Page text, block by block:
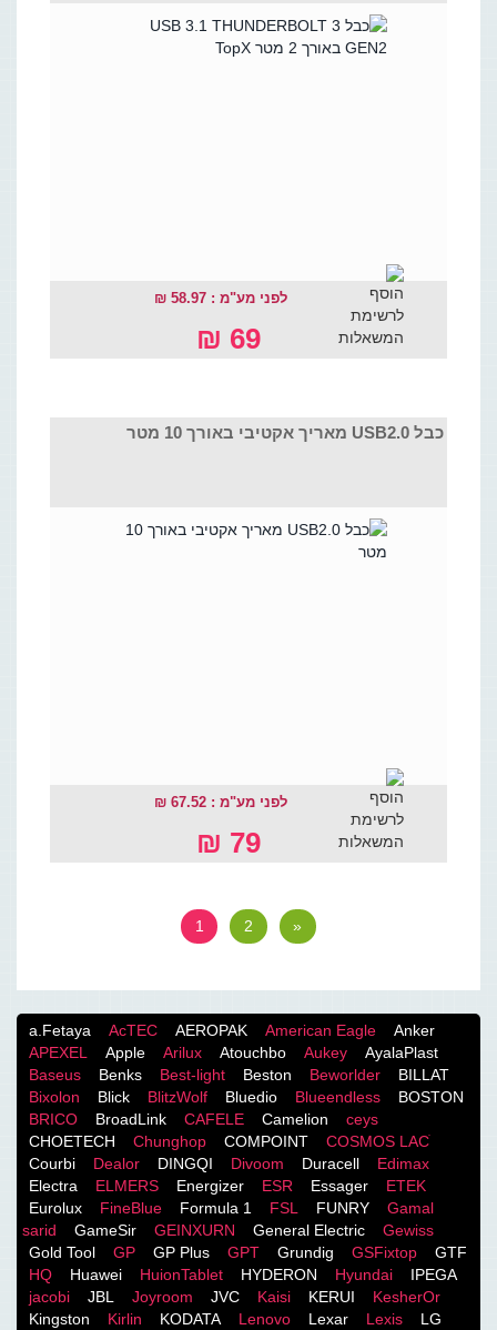
לפני מע"מ : 58.97 ₪
69 ₪
כבל USB2.0 מאריך אקטיבי באורך 10 מטר
לפני מע"מ : 67.52 ₪
79 ₪
1 2 »
a.Fetaya AcTEC AEROPAK American Eagle
Anker
APEXEL
Apple Arilux Atouchbo Aukey
AyalaPlast
Baseus
Benks Best-light Beston Beworlder
BILLAT
Bixolon
Blick BlitzWolf Bluedio Blueendless
BOSTON
BRICO
BroadLink CAFELE Camelion
ceys
CHOETECH
Chunghop COMPOINT
COSMOS LACֹ
Courbi
Dealor DINGQI Divoom Duracell
Edimax
Electra
ELMERS Energizer ESR Essager
ETEK
Eurolux
FineBlue Formula 1 FSL FUNRY
Gamal
sarid
GameSir GEINXURN General Electric
Gewiss
Gold Tool
GP GP Plus GPT Grundig GSFixtop
GTF
HQ
Huawei HuionTablet HYDERON Hyundai
IPEGA
jacobi
JBL Joyroom JVC Kaisi KERUI
KesherOr
Kingston
Kirlin KODATA Lenovo Lexar Lexis
LG